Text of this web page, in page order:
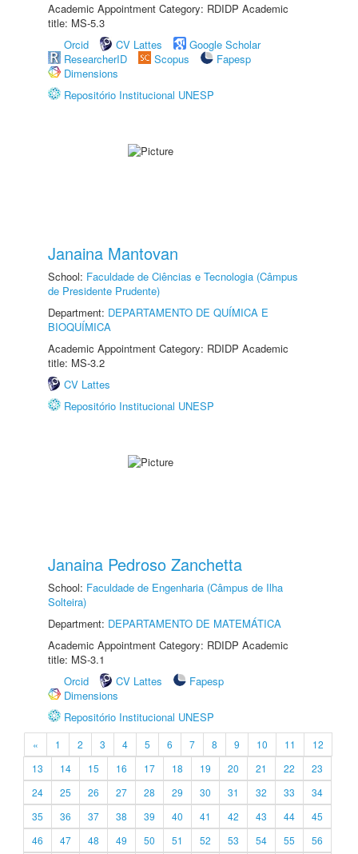
Academic Appointment Category: RDIDP Academic
title: MS-5.3
Orcid
CV Lattes
Google Scholar
ResearcherID
Scopus
Fapesp
Dimensions
Repositório Institucional UNESP
Janaina Mantovan
School: Faculdade de Ciências e Tecnologia (Câmpus
de Presidente Prudente)
Department: DEPARTAMENTO DE QUÍMICA E
BIOQUÍMICA
Academic Appointment Category: RDIDP Academic
title: MS-3.2
CV Lattes
Repositório Institucional UNESP
Janaina Pedroso Zanchetta
School: Faculdade de Engenharia (Câmpus de Ilha
Solteira)
Department: DEPARTAMENTO DE MATEMÁTICA
Academic Appointment Category: RDIDP Academic
title: MS-3.1
Orcid
CV Lattes
Fapesp
Dimensions
Repositório Institucional UNESP
« 1 2 3 4 5 6 7 8 9 10 11
12
13
14 15 16 17 18 19 20 21 22
23
24
25 26 27 28 29 30 31 32 33
34
35
36 37 38 39 40 41 42 43 44
45
46
47 48 49 50 51 52 53 54 55
56